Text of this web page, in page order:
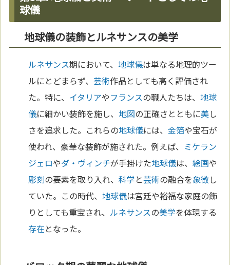
球儀
地球儀の装飾とルネサンスの美学
ルネサンス期において、地球儀は単なる地理的ツー
ルにとどまらず、芸術作品としても高く評価され
た。特に、 イタリアやフランスの職人たちは、地球
儀に細かい装飾を施し、地図の正確さとともに美し
さを追求した。これらの地球儀には、金箔や宝石が
使われ、豪華な装飾が施された。例えば、 ミケラン
ジェロやダ・ヴィンチが手掛けた地球儀は、絵画や
彫刻の要素を取り入れ、科学と芸術の融合を象徴し
ていた。この時代、地球儀は宮廷や裕福な家庭の飾
りとしても重宝され、 ルネサンスの美学を体現する
存在となった。